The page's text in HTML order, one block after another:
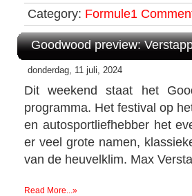
Category: Formule1
Goodwood preview:
donderdag, 11 juli, 2024
Dit weekend staat het
programma. Het festival op
en autosportliefhebber het
er veel grote namen,
van de heuvelklim. Max
Read More...»